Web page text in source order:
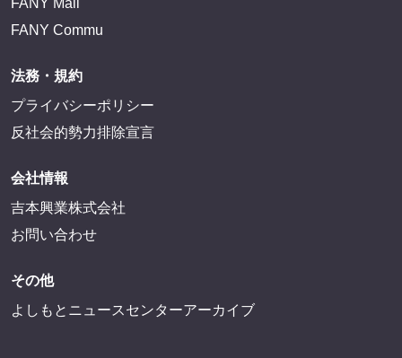
FANY Commu
法務・規約
プライバシーポリシー
反社会的勢力排除宣言
会社情報
吉本興業株式会社
お問い合わせ
その他
よしもとニュースセンターアーカイブ